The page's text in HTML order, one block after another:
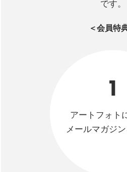
です。
＜会員特
1
アートフォト
メールマガジ